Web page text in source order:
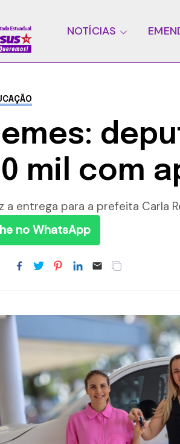
NOTÍCIAS
mil com
a entrega para a prefeita
no WhatsApp